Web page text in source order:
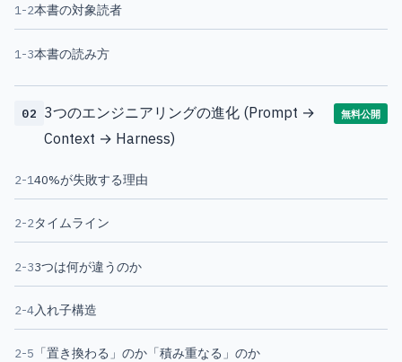
1-2本書の対象読者
1-3本書の読み方
02 3つのエンジニアリングの進化 (Prompt →
Context → Harness)
無料公開
2-140%が失敗する理由
2-2タイムライン
2-33つは何が違うのか
2-4入れ子構造
2-5 「置き換わる」のか「積み重なる」のか